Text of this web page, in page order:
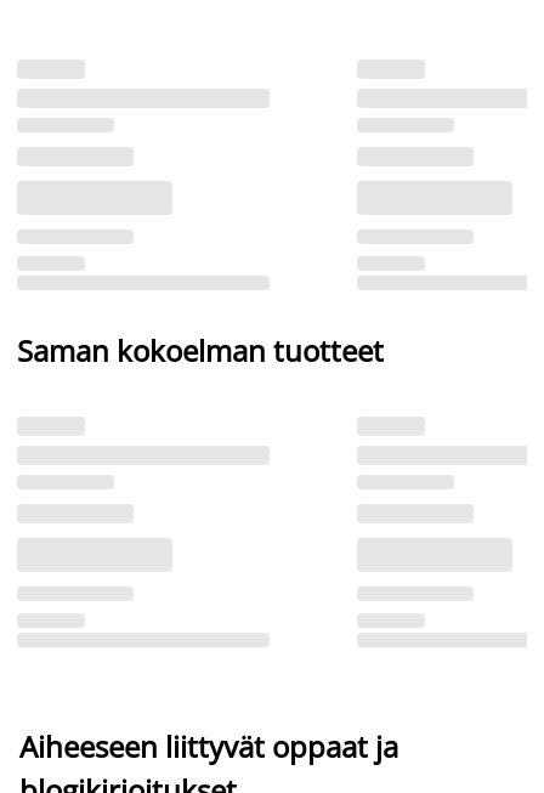
Saman kokoelman tuotteet
Aiheeseen liittyvät oppaat ja